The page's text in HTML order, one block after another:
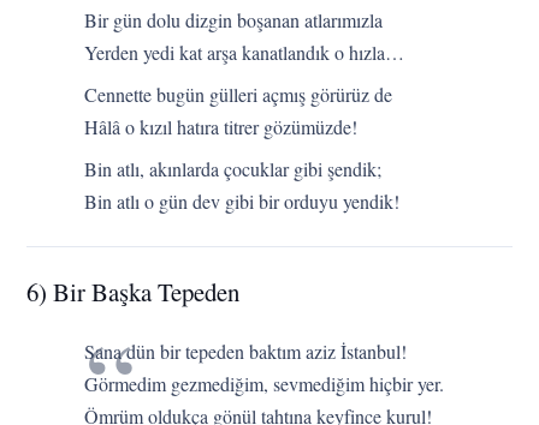
Bir gün dolu dizgin boşanan atlarımızla
Yerden yedi kat arşa kanatlandık o hızla…
Cennette bugün gülleri açmış görürüz de
Hâlâ o kızıl hatıra titrer gözümüzde!
Bin atlı, akınlarda çocuklar gibi şendik;
Bin atlı o gün dev gibi bir orduyu yendik!
6) Bir Başka Tepeden
Sana dün bir tepeden baktım aziz İstanbul!
Görmedim gezmediğim, sevmediğim hiçbir yer.
Ömrüm oldukça gönül tahtına keyfince kurul!